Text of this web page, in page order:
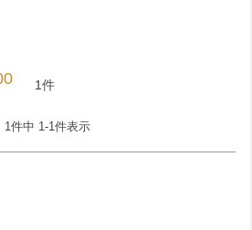
1
1件中 1-1件表示